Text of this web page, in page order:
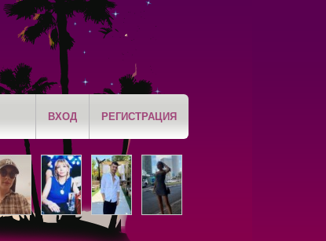
РЕГИСТРАЦИЯ
ВХОД